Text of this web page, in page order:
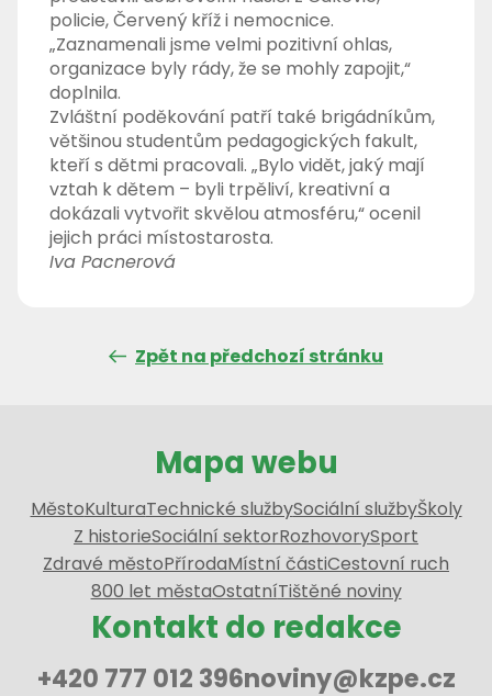
policie, Červený kříž i nemocnice.
„Zaznamenali jsme velmi pozitivní ohlas,
organizace byly rády, že se mohly zapojit,“
doplnila.
Zvláštní poděkování patří také brigádníkům,
většinou studentům pedagogických fakult,
kteří s dětmi pracovali. „Bylo vidět, jaký mají
vztah k dětem – byli trpěliví, kreativní a
dokázali vytvořit skvělou atmosféru,“ ocenil
jejich práci místostarosta.
Iva Pacnerová
Zpět na předchozí stránku
Mapa webu
MěstoKulturaTechnické službySociální službyŠkoly
Z historieSociální sektorRozhovorySport
Zdravé městoPřírodaMístní částiCestovní ruch
800 let městaOstatníTištěné noviny
Kontakt do redakce
+420 777 012 396noviny@kzpe.cz